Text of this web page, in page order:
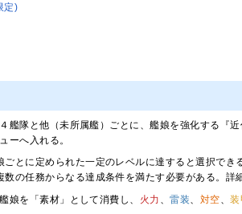
定)
艦隊と他（未所属艦）ごとに、艦娘を強化する『
ーへ入れる。
ごとに定められた一定のレベルに達すると選択でき
数の任務からなる達成条件を満たす必要がある。詳
娘を「素材」として消費し、 火力 、雷装 対空 、装